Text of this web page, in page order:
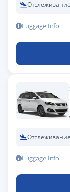
Luggage Info
Luggage Info